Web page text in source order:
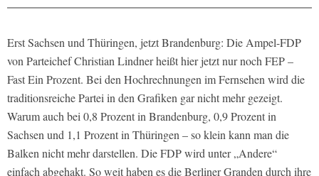
Erst Sachsen und Thüringen, jetzt Brandenburg: Die Ampel-FDP
von Parteichef Christian Lindner heißt hier jetzt nur noch FEP –
Fast Ein Prozent. Bei den Hochrechnungen im Fernsehen wird die
traditionsreiche Partei in den Grafiken gar nicht mehr gezeigt.
Warum auch bei 0,8 Prozent in Brandenburg, 0,9 Prozent in
Sachsen und 1,1 Prozent in Thüringen – so klein kann man die
Balken nicht mehr darstellen. Die FDP wird unter „Andere“
einfach abgehakt. So weit haben es die Berliner Granden durch ihre